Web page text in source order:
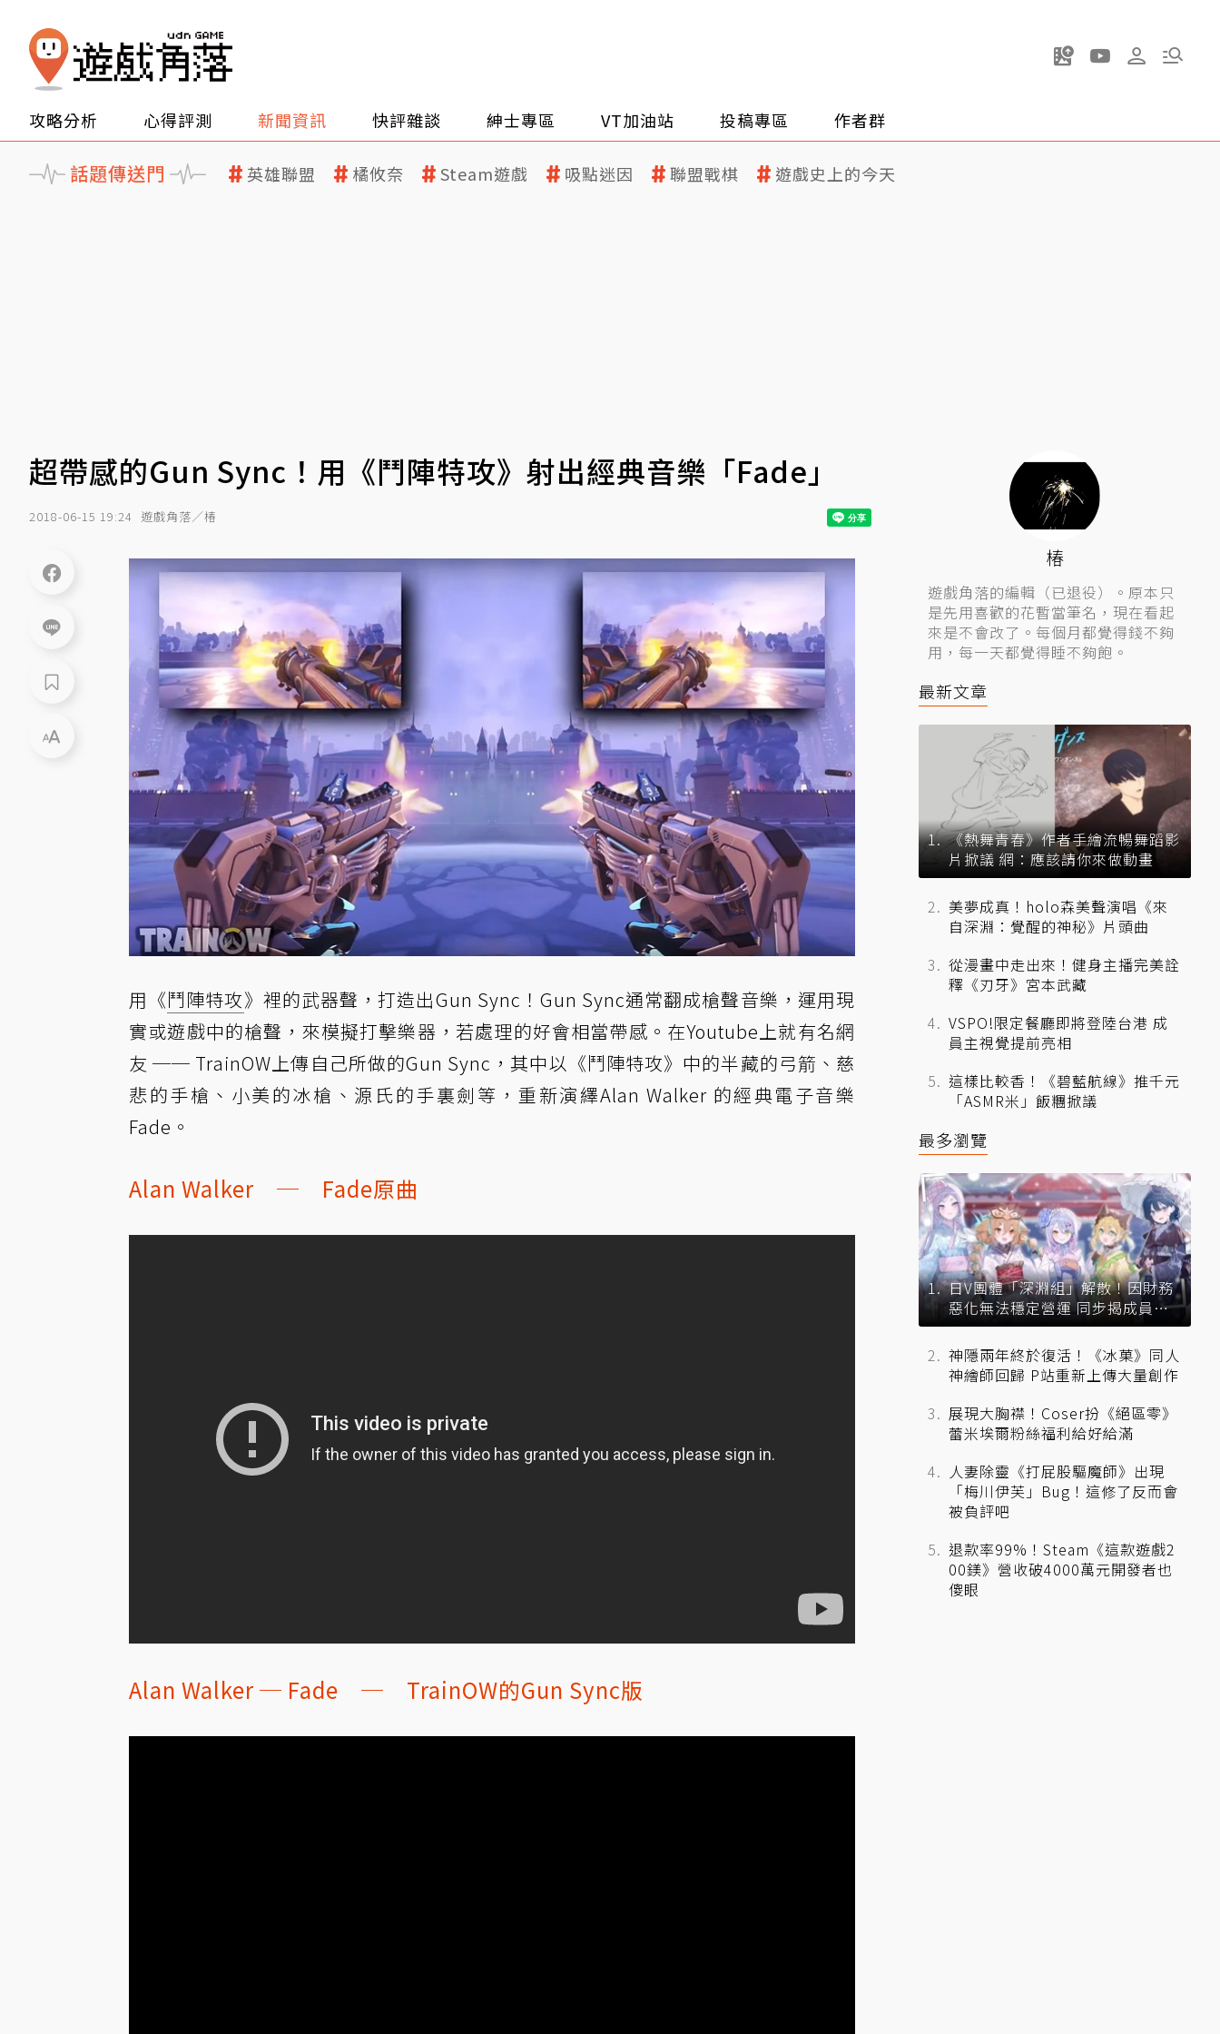
攻略分析 心得評測 新聞資訊 快評雜談 紳士專區 VT加油站 投稿專區 作者群
話題傳送門 英雄聯盟 橘攸奈 Steam遊戲 吸點迷因 聯盟戰棋 遊戲史上的今天
超帶感的Gun Sync！用《鬥陣特攻》射出經典音樂「Fade」
2018-06-15 19:24 遊戲角落／椿
用《鬥陣特攻》裡的武器聲，打造出Gun Sync！Gun Sync通常翻成槍聲音樂，運用現
實或遊戲中的槍聲，來模擬打擊樂器，若處理的好會相當帶感。在Youtube上就有名網
友 ── TrainOW上傳自己所做的Gun Sync，其中以《鬥陣特攻》中的半藏的弓箭、慈
悲的手槍、小美的冰槍、源氏的手裏劍等，重新演繹Alan Walker 的經典電子音樂
Fade。
Alan Walker ─ Fade原曲
Alan Walker ─ Fade ─ TrainOW的Gun Sync版
椿
遊戲角落的編輯（已退役）。原本只
是先用喜歡的花暫當筆名，現在看起
來是不會改了。每個月都覺得錢不夠
用，每一天都覺得睡不夠飽。
最新文章
《熱舞青春》作者手繪流暢舞蹈影
片掀議 網：應該請你來做動畫
美夢成真！holo森美聲演唱《來
自深淵：覺醒的神秘》片頭曲
從漫畫中走出來！健身主播完美詮
釋《刃牙》宮本武藏
VSPO!限定餐廳即將登陸台港 成
員主視覺提前亮相
這樣比較香！《碧藍航線》推千元
「ASMR米」飯糰掀議
最多瀏覽
日V團體「深淵組」解散！因財務
惡化無法穩定營運 同步揭成員未
來去向
神隱兩年終於復活！《冰菓》同人
神繪師回歸 P站重新上傳大量創作
展現大胸襟！Coser扮《絕區零》
蕾米埃爾粉絲福利給好給滿
人妻除靈《打屁股驅魔師》出現
「梅川伊芙」Bug！這修了反而會
被負評吧
退款率99%！Steam《這款遊戲2
00鎂》營收破4000萬元開發者也
傻眼